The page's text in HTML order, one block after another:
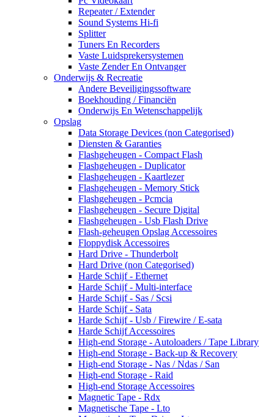
Repeater / Extender
Sound Systems Hi-fi
Splitter
Tuners En Recorders
Vaste Luidsprekersystemen
Vaste Zender En Ontvanger
Onderwijs & Recreatie
Andere Beveiligingssoftware
Boekhouding / Financiën
Onderwijs En Wetenschappelijk
Opslag
Data Storage Devices (non Categorised)
Diensten & Garanties
Flashgeheugen - Compact Flash
Flashgeheugen - Duplicator
Flashgeheugen - Kaartlezer
Flashgeheugen - Memory Stick
Flashgeheugen - Pcmcia
Flashgeheugen - Secure Digital
Flashgeheugen - Usb Flash Drive
Flash-geheugen Opslag Accessoires
Floppydisk Accessoires
Hard Drive - Thunderbolt
Hard Drive (non Categorised)
Harde Schijf - Ethernet
Harde Schijf - Multi-interface
Harde Schijf - Sas / Scsi
Harde Schijf - Sata
Harde Schijf - Usb / Firewire / E-sata
Harde Schijf Accessoires
High-end Storage - Autoloaders / Tape Library
High-end Storage - Back-up & Recovery
High-end Storage - Nas / Ndas / San
High-end Storage - Raid
High-end Storage Accessoires
Magnetic Tape - Rdx
Magnetische Tape - Lto